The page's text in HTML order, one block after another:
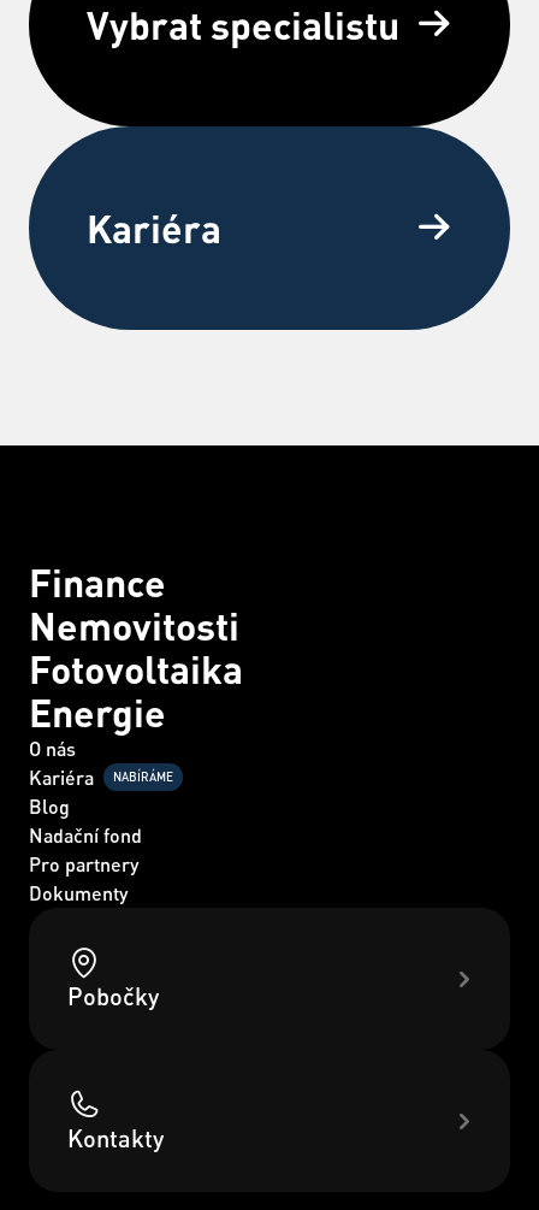
Vybrat specialistu
Kariéra
Finance
Nemovitosti
Fotovoltaika
Energie
O nás
Kariéra
NABÍRÁME
Blog
Nadační fond
Pro partnery
Dokumenty
Pobočky
Kontakty